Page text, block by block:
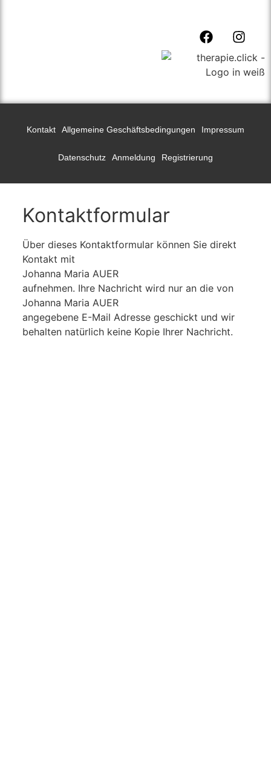
Kontakt Allgemeine Geschäftsbedingungen Impressum
Datenschutz Anmeldung Registrierung
Kontaktformular
Über dieses Kontaktformular können Sie direkt
Kontakt mit
Johanna Maria AUER
aufnehmen. Ihre Nachricht wird nur an die von
Johanna Maria AUER
angegebene E-Mail Adresse geschickt und wir
behalten natürlich keine Kopie Ihrer Nachricht.